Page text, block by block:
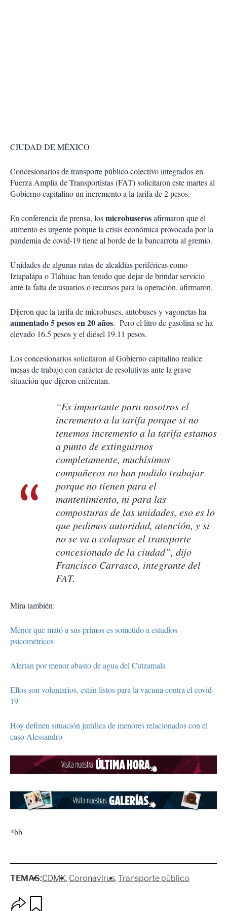
CIUDAD DE MÉXICO
Concesionarios de transporte público colectivo integrados en
Fuerza Amplia de Transportistas (FAT) solicitaron este martes al
Gobierno capitalino un incremento a la tarifa de 2 pesos.
En conferencia de prensa, losmicrobuserosafirmaron que el
aumento es urgente porque la crisis económica provocada por la
pandemia de covid-19 tiene al borde de la bancarrota al gremio.
Unidades de algunas rutas de alcaldías periféricas como
Iztapalapa o Tláhuac han tenido que dejar de brindar servicio
ante la falta de usuarios o recursos para la operación, afirmaron.
Dijeron que la tarifa de microbuses, autobuses y vagonetas ha
aumentado 5 pesos en 20 años. Pero el litro de gasolina se ha
elevado 16.5 pesos y el diésel 19.11 pesos.
Los concesionarios solicitaron al Gobierno capitalino realice
mesas de trabajo con carácter de resolutivas ante la grave
situación que dijeron enfrentan.
“Es importante para nosotros el
incremento a la tarifa porque si no
tenemos incremento a la tarifa estamos
a punto de extinguirnos
completamente, muchísimos
compañeros no han podido trabajar
porque no tienen para el
mantenimiento, ni para las
composturas de las unidades, eso es lo
que pedimos autoridad, atención, y si
no se va a colapsar el transporte
concesionado de la ciudad”, dijo
Francisco Carrasco, integrante del
FAT.
Mira también:
Menor que mató a sus primos es sometido a estudios
psicométricos
Alertan por menor abasto de agua del Cutzamala
Ellos son voluntarios, están listos para la vacuna contra el covid-
19
Hoy definen situación jurídica de menores relacionados con el
caso Alessandro
*bb
TEMAS:CDMX Coronavirus Transporte público